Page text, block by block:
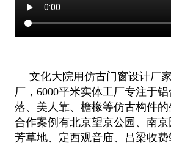
文化大院用仿古门窗设计厂
厂，6000平米实体工厂专注于
落、美人靠、檐椽等仿古构件的
合作案例有北京望京公园、南
芳草地、定西观音庙、吕梁收费